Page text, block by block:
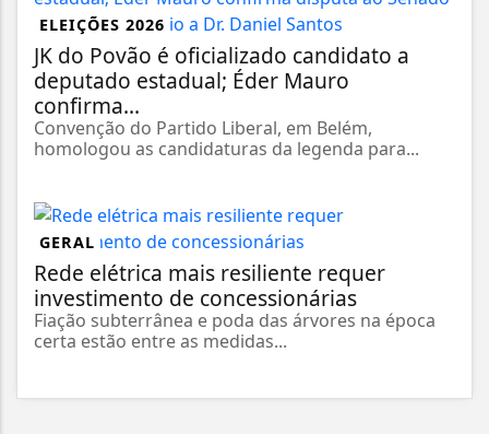
ELEIÇÕES 2026
JK do Povão é oficializado candidato a
deputado estadual; Éder Mauro
confirma...
Convenção do Partido Liberal, em Belém,
homologou as candidaturas da legenda para...
GERAL
Rede elétrica mais resiliente requer
investimento de concessionárias
Fiação subterrânea e poda das árvores na época
certa estão entre as medidas...